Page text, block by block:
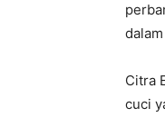
Citra
cuci